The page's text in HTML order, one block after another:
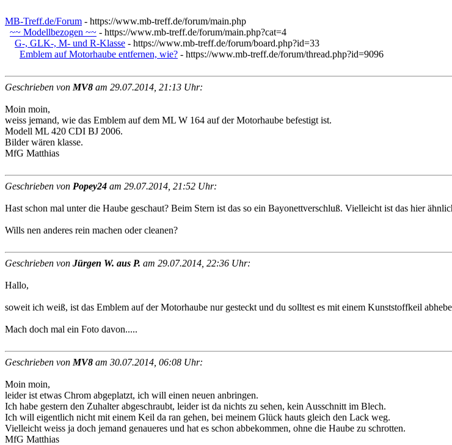
MB-Treff.de/Forum - https://www.mb-treff.de/forum/main.php
~~ Modellbezogen ~~ - https://www.mb-treff.de/forum/main.php?cat=4
G-, GLK-, M- und R-Klasse - https://www.mb-treff.de/forum/board.php?id=33
Emblem auf Motorhaube entfernen, wie? - https://www.mb-treff.de/forum/thread.php?id=9096
Geschrieben von MV8 am 29.07.2014, 21:13 Uhr:
Moin moin,
weiss jemand, wie das Emblem auf dem ML W 164 auf der Motorhaube befestigt ist.
Modell ML 420 CDI BJ 2006.
Bilder wären klasse.
MfG Matthias
Geschrieben von Popey24 am 29.07.2014, 21:52 Uhr:
Hast schon mal unter die Haube geschaut? Beim Stern ist das so ein Bayonettverschluß. Vielleicht ist das hier
Wills nen anderes rein machen oder cleanen?
Geschrieben von Jürgen W. aus P. am 29.07.2014, 22:36 Uhr:
Hallo,
soweit ich weiß, ist das Emblem auf der Motorhaube nur gesteckt und du solltest es mit einem Kunststoffkeil
Mach doch mal ein Foto davon.....
Geschrieben von MV8 am 30.07.2014, 06:08 Uhr:
Moin moin,
leider ist etwas Chrom abgeplatzt, ich will einen neuen anbringen.
Ich habe gestern den Zuhalter abgeschraubt, leider ist da nichts zu sehen, kein Ausschnitt im Blech.
Ich will eigentlich nicht mit einem Keil da ran gehen, bei meinem Glück hauts gleich den Lack weg.
Vielleicht weiss ja doch jemand genaueres und hat es schon abbekommen, ohne die Haube zu schrotten.
MfG Matthias